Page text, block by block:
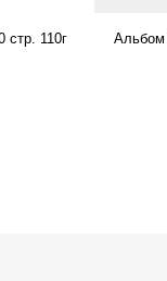
стр. 110г
Альбом